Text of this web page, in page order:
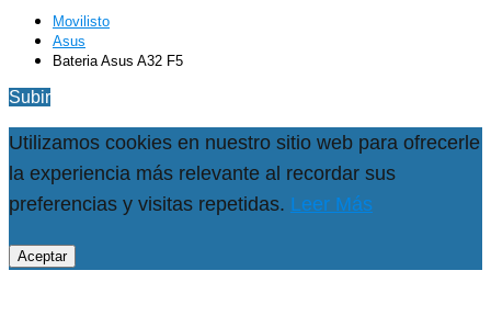
Movilisto
Asus
Bateria Asus A32 F5
Subir
Utilizamos cookies en nuestro sitio web para ofrecerle
la experiencia más relevante al recordar sus
preferencias y visitas repetidas. Leer Más
Aceptar